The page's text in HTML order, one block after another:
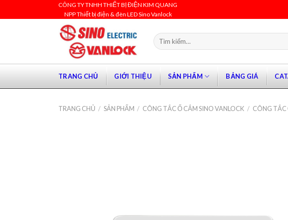
to
CÔNG TY TNHH THIẾT BỊ ĐIỆN KIM QUANG
NPP Thiết bị điện & đèn LED Sino Vanlock
Tìm
kiếm:
TRANG CHỦ GIỚI THIỆU SẢN PHẨM BẢNG GIÁ
TRANG CHỦ / SẢN PHẨM / CÔNG TẮC Ổ CẮM SINO VANLOCK / CÔNG TẮC